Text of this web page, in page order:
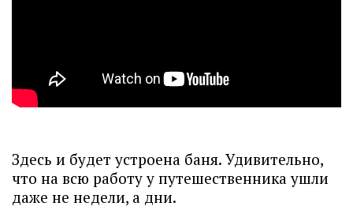
Здесь и будет устроена баня. Удивительно,
что на всю работу у путешественника ушли
даже не недели, а дни.